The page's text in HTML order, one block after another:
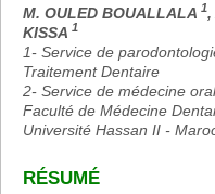
M. OULED BOUALLALA 1,
KISSA 1
1- Service de
Traitement Dentaire
2- Service de médecine
Faculté de Médecine
Université Hassan II -
RÉSUMÉ